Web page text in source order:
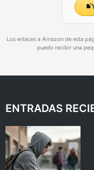
Los enlaces a Amazon de esta
puedo recibir una
ENTRADAS